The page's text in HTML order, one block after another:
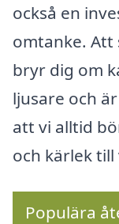
också en
omtanke. Att
bryr dig om
ljusare och
att vi alltid
och kärlek
Populära